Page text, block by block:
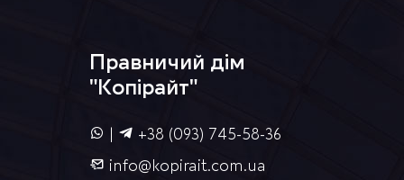
Правничий дім
"Копірайт"
+38 (093) 745-58-36
info@kopirait.com.ua